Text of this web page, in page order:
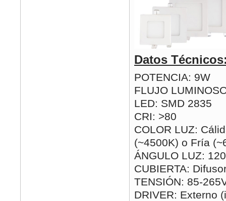
Datos
POTENCIA: 9W
FLUJO
LED: SMD 2835
CRI: >80
COLOR LUZ:
(~4500K) o Fría
ÁNGULO LUZ:
CUBIERTA:
TENSIÓN: 85-
DRIVER: Externo